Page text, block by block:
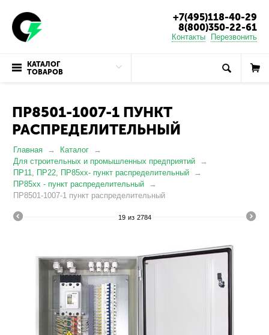
+7(495)118-40-29
8(800)350-22-61
Контакты Перезвонить
КАТАЛОГ
ТОВАРОВ
ПР8501-1007-1 ПУНКТ
РАСПРЕДЕЛИТЕЛЬНЫЙ
Главная
Каталог
Для строительных и промышленных предприятий
ПР11, ПР22, ПР85хх- пункт распределительный
ПР85хх - пункт распределительный
ПР8501-1007-1 пункт распределительный
19 из 2784